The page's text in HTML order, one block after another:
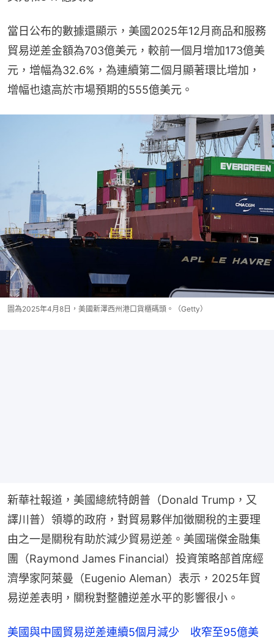
當日公布的數據還顯示，美國2025年12月商品和服務
貿易逆差金額為703億美元，較前一個月增加173億美
元，增幅為32.6%，為連續第二個月顯著環比增加，
增幅也遠高於市場預期的555億美元。
圖為2025年4月8日，美國新澤西州港口貨櫃碼頭。（Getty）
新華社報道，美國總統特朗普（Donald Trump，又
譯川普）領導的政府，對貿易夥伴加徵關稅的主要理
由之一是關稅有助於減少貿易逆差。美國瑞傑金融集
團（Raymond James Financial）投資策略部首席經
濟學家阿萊曼（Eugenio Aleman）表示，2025年貿
易逆差表明，關稅對整體逆差水平的影響很小。
美國與中國貿易逆差連續5個月減少 收窄至95億美